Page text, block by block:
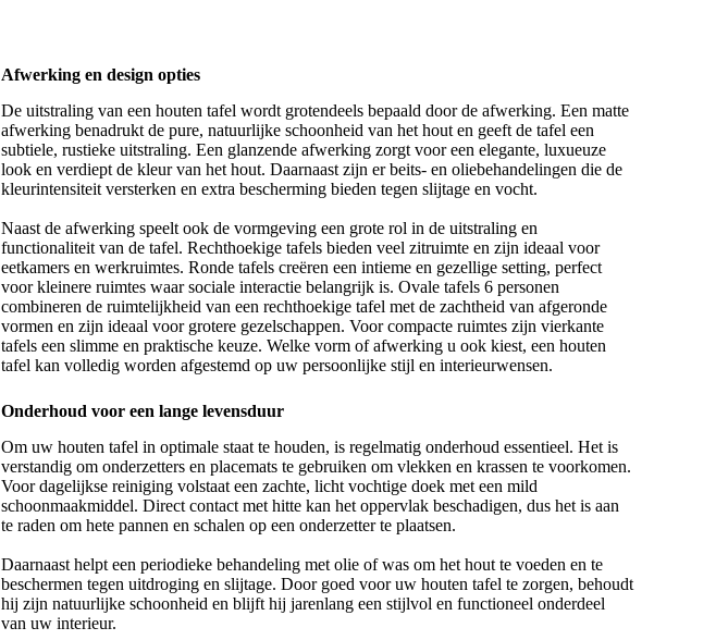
Afwerking en design opties
De uitstraling van een houten tafel wordt grotendeels bepaald door de afwerking. Een matte
afwerking benadrukt de pure, natuurlijke schoonheid van het hout en geeft de tafel een
subtiele, rustieke uitstraling. Een glanzende afwerking zorgt voor een elegante, luxueuze
look en verdiept de kleur van het hout. Daarnaast zijn er beits- en oliebehandelingen die de
kleurintensiteit versterken en extra bescherming bieden tegen slijtage en vocht.
Naast de afwerking speelt ook de vormgeving een grote rol in de uitstraling en
functionaliteit van de tafel. Rechthoekige tafels bieden veel zitruimte en zijn ideaal voor
eetkamers en werkruimtes. Ronde tafels creëren een intieme en gezellige setting, perfect
voor kleinere ruimtes waar sociale interactie belangrijk is. Ovale tafels 6 personen
combineren de ruimtelijkheid van een rechthoekige tafel met de zachtheid van afgeronde
vormen en zijn ideaal voor grotere gezelschappen. Voor compacte ruimtes zijn vierkante
tafels een slimme en praktische keuze. Welke vorm of afwerking u ook kiest, een houten
tafel kan volledig worden afgestemd op uw persoonlijke stijl en interieurwensen.
Onderhoud voor een lange levensduur
Om uw houten tafel in optimale staat te houden, is regelmatig onderhoud essentieel. Het is
verstandig om onderzetters en placemats te gebruiken om vlekken en krassen te voorkomen.
Voor dagelijkse reiniging volstaat een zachte, licht vochtige doek met een mild
schoonmaakmiddel. Direct contact met hitte kan het oppervlak beschadigen, dus het is aan
te raden om hete pannen en schalen op een onderzetter te plaatsen.
Daarnaast helpt een periodieke behandeling met olie of was om het hout te voeden en te
beschermen tegen uitdroging en slijtage. Door goed voor uw houten tafel te zorgen, behoudt
hij zijn natuurlijke schoonheid en blijft hij jarenlang een stijlvol en functioneel onderdeel
van uw interieur.